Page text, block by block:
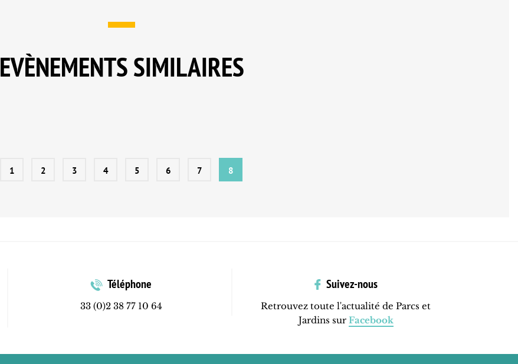
EVÈNEMENTS SIMILAIRES
1 2 3 4 5 6 7 8
Téléphone
33 (0)2 38 77 10 64
Suivez-nous
Retrouvez toute l'actualité de Parcs et
Jardins sur Facebook